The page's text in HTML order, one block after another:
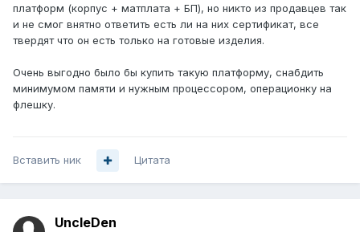
платформ (корпус + матплата + БП), но никто из продавцев так
и не смог внятно ответить есть ли на них сертификат, все
твердят что он есть только на готовые изделия.
Очень выгодно было бы купить такую платформу, снабдить
минимумом памяти и нужным процессором, операционку на
флешку.
Вставить ник Цитата
UncleDen